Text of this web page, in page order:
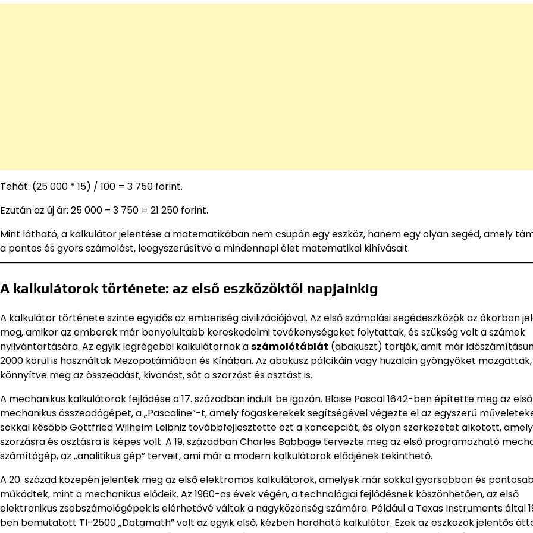
Tehát: (25 000 * 15) / 100 = 3 750 forint.
Ezután az új ár: 25 000 – 3 750 = 21 250 forint.
Mint látható, a kalkulátor jelentése a matematikában nem csupán egy eszköz, hanem egy olyan segéd, amely
a pontos és gyors számolást, leegyszerűsítve a mindennapi élet matematikai kihívásait.
A kalkulátorok története: az első eszközöktől napjainkig
A kalkulátor története szinte egyidős az emberiség civilizációjával. Az első számolási segédeszközök az ókorban
meg, amikor az emberek már bonyolultabb kereskedelmi tevékenységeket folytattak, és szükség volt a számok
nyilvántartására. Az egyik legrégebbi kalkulátornak aszámolótáblát (abakuszt) tartják, amit már
2000 körül is használtak Mezopotámiában és Kínában. Az abakusz pálcikáin vagy huzalain gyöngyöket
könnyítve meg az összeadást, kivonást, sőt a szorzást és osztást is.
A mechanikus kalkulátorok fejlődése a 17. században indult be igazán. Blaise Pascal 1642-ben építette meg az
mechanikus összeadógépet, a „Pascaline”-t, amely fogaskerekek segítségével végezte el az egyszerű
sokkal később Gottfried Wilhelm Leibniz továbbfejlesztette ezt a koncepciót, és olyan szerkezetet alkotott,
szorzásra és osztásra is képes volt. A 19. században Charles Babbage tervezte meg az első programozható
számítógép, az „analitikus gép” terveit, ami már a modern kalkulátorok elődjének tekinthető.
A 20. század közepén jelentek meg az első elektromos kalkulátorok, amelyek már sokkal gyorsabban és
működtek, mint a mechanikus elődeik. Az 1960-as évek végén, a technológiai fejlődésnek köszönhetően, az első
elektronikus zsebszámológépek is elérhetővé váltak a nagyközönség számára. Például a Texas Instruments által
ben bemutatott TI-2500 „Datamath” volt az egyik első, kézben hordható kalkulátor. Ezek az eszközök jelentős